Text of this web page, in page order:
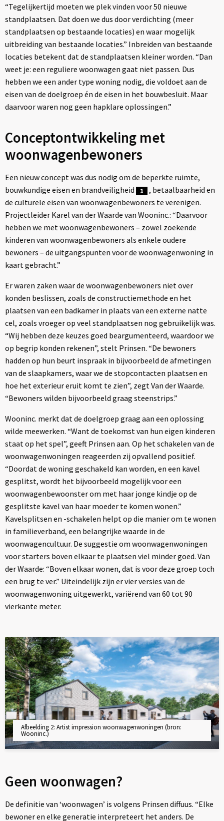
“Tegelijkertijd moeten we plek vinden voor 50 nieuwe
standplaatsen. Dat doen we dus door verdichting (meer
standplaatsen op bestaande locaties) en waar mogelijk
uitbreiding van bestaande locaties.” Inbreiden van bestaande
locaties betekent dat de standplaatsen kleiner worden. “Dan
weet je: een reguliere woonwagen gaat niet passen. Dus
hebben we een ander type woning nodig, die voldoet aan de
eisen van de doelgroep én de eisen in het bouwbesluit. Maar
daarvoor waren nog geen hapklare oplossingen.”
Conceptontwikkeling met
woonwagenbewoners
Een nieuw concept was dus nodig om de beperkte ruimte,
bouwkundige eisen en brandveiligheid
1
, betaalbaarheid en
de culturele eisen van woonwagenbewoners te verenigen.
Projectleider Karel van der Waarde van Wooninc.: “Daarvoor
hebben we met woonwagenbewoners – zowel zoekende
kinderen van woonwagenbewoners als enkele oudere
bewoners – de uitgangspunten voor de woonwagenwoning in
kaart gebracht.”
Er waren zaken waar de woonwagenbewoners niet over
konden beslissen, zoals de constructiemethode en het
plaatsen van een badkamer in plaats van een externe natte
cel, zoals vroeger op veel standplaatsen nog gebruikelijk was.
“Wij hebben deze keuzes goed beargumenteerd, waardoor we
op begrip konden rekenen”, stelt Prinsen. “De bewoners
hadden op hun beurt inspraak in bijvoorbeeld de afmetingen
van de slaapkamers, waar we de stopcontacten plaatsen en
hoe het exterieur eruit komt te zien”, zegt Van der Waarde.
“Bewoners wilden bijvoorbeeld graag steenstrips.”
Wooninc. merkt dat de doelgroep graag aan een oplossing
wilde meewerken. “Want de toekomst van hun eigen kinderen
staat op het spel”, geeft Prinsen aan. Op het schakelen van de
woonwagenwoningen reageerden zij opvallend positief.
“Doordat de woning geschakeld kan worden, en een kavel
gesplitst, wordt het bijvoorbeeld mogelijk voor een
woonwagenbewoonster om met haar jonge kindje op de
gesplitste kavel van haar moeder te komen wonen.”
Kavelsplitsen en -schakelen helpt op die manier om te wonen
in familieverband, een belangrijke waarde in de
woonwagencultuur. De suggestie om woonwagenwoningen
voor starters boven elkaar te plaatsen viel minder goed. Van
der Waarde: “Boven elkaar wonen, dat is voor deze groep toch
een brug te ver.” Uiteindelijk zijn er vier versies van de
woonwagenwoning uitgewerkt, variërend van 60 tot 90
vierkante meter.
Afbeelding 2: Artist impression woonwagenwoningen (bron:
Wooninc.)
Geen woonwagen?
De definitie van ‘woonwagen’ is volgens Prinsen diffuus. “Elke
bewoner en elke generatie interpreteert het anders. De